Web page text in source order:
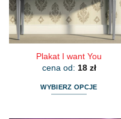
na
stronie
produktu
Plakat I want You
cena od: 18 zł
WYBIERZ OPCJE